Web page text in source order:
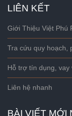
LIÊN KẾT
Giới Thiệu Việt Phú
Tra cứu quy hoạch,
Hỗ trợ tín dụng, vay
Liên hệ nhanh
BÀI VIẾT MỚI